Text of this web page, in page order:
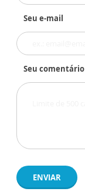
Seu e-mail
Seu comentário
ENVIAR